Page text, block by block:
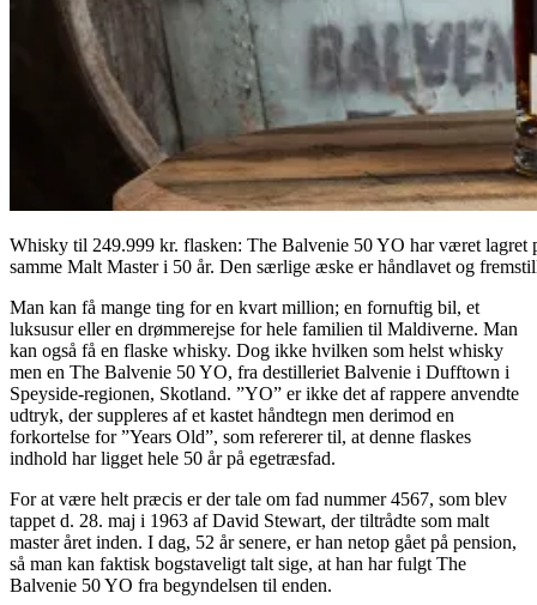
Whisky til 249.999 kr. flasken: The Balvenie 50 YO har været lagret
samme Malt Master i 50 år. Den særlige æske er håndlavet og
Man kan få mange ting for en kvart million; en fornuftig bil, et
luksusur eller en drømmerejse for hele familien til Maldiverne. Man
kan også få en flaske whisky. Dog ikke hvilken som helst whisky
men en The Balvenie 50 YO, fra destilleriet Balvenie i Dufftown i
Speyside-regionen, Skotland. ”YO” er ikke det af rappere anvendte
udtryk, der suppleres af et kastet håndtegn men derimod en
forkortelse for ”Years Old”, som refererer til, at denne flaskes
indhold har ligget hele 50 år på egetræsfad.
For at være helt præcis er der tale om fad nummer 4567, som blev
tappet d. 28. maj i 1963 af David Stewart, der tiltrådte som malt
master året inden. I dag, 52 år senere, er han netop gået på pension,
så man kan faktisk bogstaveligt talt sige, at han har fulgt The
Balvenie 50 YO fra begyndelsen til enden.